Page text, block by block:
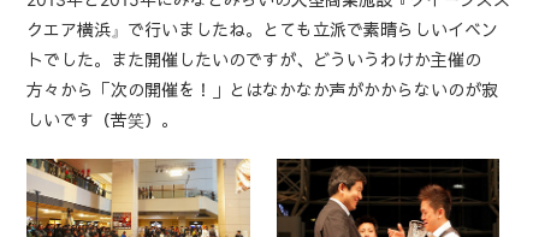
クエア横浜』で行いましたね。とても立派で素晴らしいイベン
トでした。また開催したいのですが、どういうわけか主催の
方々から「次の開催を！」とはなかなか声がかからないのが寂
しいです（苦笑）。